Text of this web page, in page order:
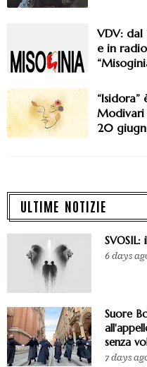
VDV:
e in
Modivari
20
ULTIME NOTIZIE
6 days
Suore
senza
7 days